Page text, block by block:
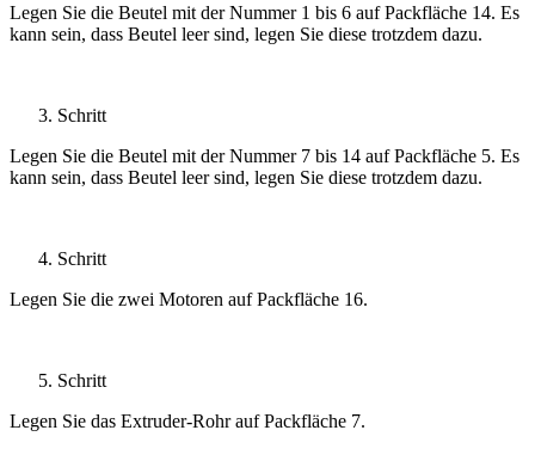
Legen Sie die Beutel mit der Nummer 1 bis 6 auf Packfläche 14. Es
kann sein, dass Beutel leer sind, legen Sie diese trotzdem dazu.
Schritt
Legen Sie die Beutel mit der Nummer 7 bis 14 auf Packfläche 5. Es
kann sein, dass Beutel leer sind, legen Sie diese trotzdem dazu.
Schritt
Legen Sie die zwei Motoren auf Packfläche 16.
Schritt
Legen Sie das Extruder-Rohr auf Packfläche 7.